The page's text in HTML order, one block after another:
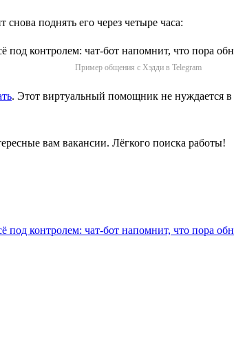
поднять его через четыре часа:
Пример общения с Хэдди в Telegram
. Этот виртуальный помощник не нуждается
вам вакансии. Лёгкого поиска работы!